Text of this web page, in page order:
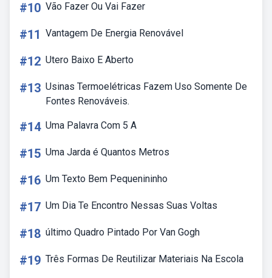
#10 Vão Fazer Ou Vai Fazer
#11 Vantagem De Energia Renovável
#12 Utero Baixo E Aberto
#13 Usinas Termoelétricas Fazem Uso Somente De
Fontes Renováveis.
#14 Uma Palavra Com 5 A
#15 Uma Jarda é Quantos Metros
#16 Um Texto Bem Pequenininho
#17 Um Dia Te Encontro Nessas Suas Voltas
#18 último Quadro Pintado Por Van Gogh
#19 Três Formas De Reutilizar Materiais Na Escola